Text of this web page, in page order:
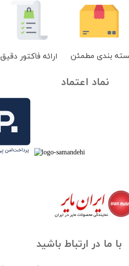
بندی مطمئن ارائه فاکتور دقیق
نماد اعتماد
با ما در ارتباط باشید